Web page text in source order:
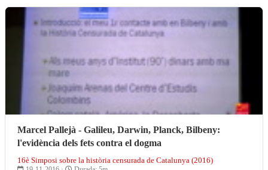
Marcel Pallejà - Galileu, Darwin, Planck, Bilbeny:
l'evidència dels fets contra el dogma
16è Simposi sobre la història censurada de Catalunya (2016)